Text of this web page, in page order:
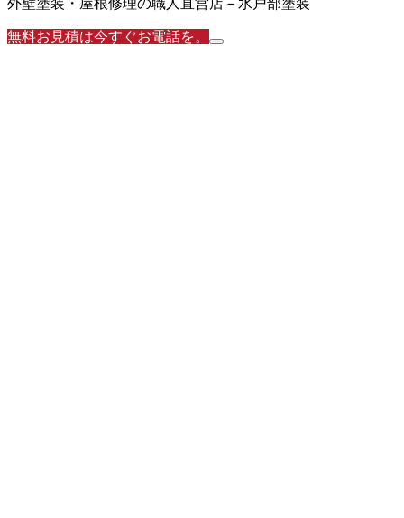
外壁塗装・屋根修理の職人直営店－水戸部塗装
無料お見積は今すぐお電話を。